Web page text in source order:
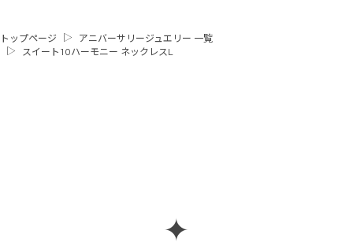
トップページ
アニバーサリージュエリー 一覧
スイート10ハーモニー ネックレスL
✦